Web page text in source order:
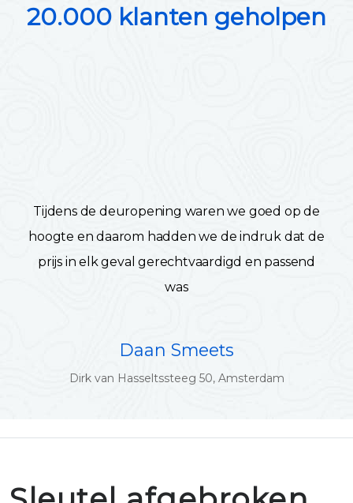
20.000 klanten geholpen
Tijdens de deuropening waren we goed op de
hoogte en daarom hadden we de indruk dat de
prijs in elk geval gerechtvaardigd en passend
was
Daan Smeets
Dirk van Hasseltssteeg 50, Amsterdam